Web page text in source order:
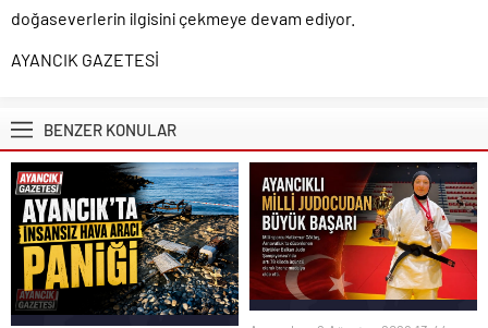
doğaseverlerin ilgisini çekmeye devam ediyor.
AYANCIK GAZETESİ
BENZER KONULAR